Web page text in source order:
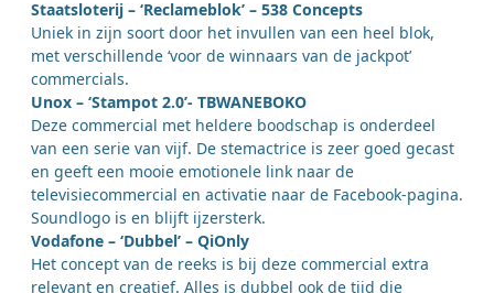
Staatsloterij – ‘Reclameblok’ – 538 Concepts
Uniek in zijn soort door het invullen van een heel blok,
met verschillende ‘voor de winnaars van de jackpot’
commercials.
Unox – ‘Stampot 2.0’- TBWANEBOKO
Deze commercial met heldere boodschap is onderdeel
van een serie van vijf. De stemactrice is zeer goed gecast
en geeft een mooie emotionele link naar de
televisiecommercial en activatie naar de Facebook-pagina.
Soundlogo is en blijft ijzersterk.
Vodafone – ‘Dubbel’ – QiOnly
Het concept van de reeks is bij deze commercial extra
relevant en creatief. Alles is dubbel ook de tijd die